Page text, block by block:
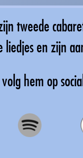
tweede
en zijn
hem op